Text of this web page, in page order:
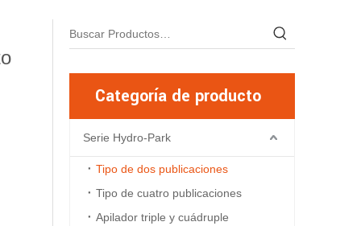
Categoría de producto
Serie Hydro-Park
Tipo de dos publicaciones
Tipo de cuatro publicaciones
Apilador triple y cuádruple